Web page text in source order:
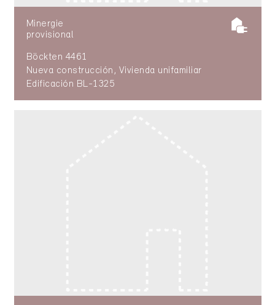
Minergie
provisional
Böckten 4461
Nueva construcción, Vivienda unifamiliar
Edificación BL-1325